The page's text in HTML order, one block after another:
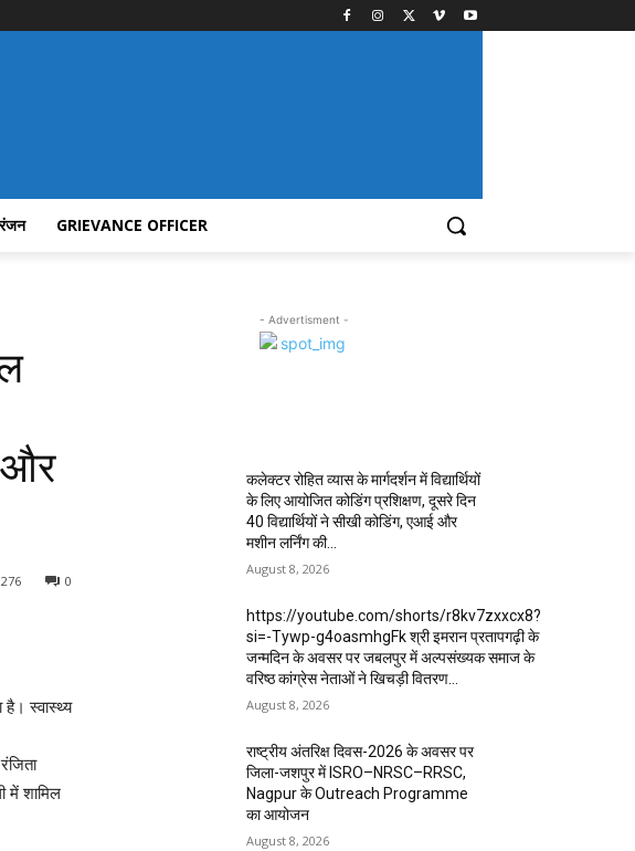
GRIEVANCE OFFICER
और
0
276
स्वास्थ्य
में शामिल
- Advertisment -
कलेक्टर रोहित व्यास के मार्गदर्शन में विद्यार्थियों
के लिए आयोजित कोडिंग प्रशिक्षण, दूसरे दिन
40 विद्यार्थियों ने सीखी कोडिंग, एआई और
मशीन लर्निंग की...
August 8, 2026
https://youtube.com/shorts/r8kv7zxxcx8?
si=-Tywp-g4oasmhgFk श्री इमरान प्रतापगढ़ी के
जन्मदिन के अवसर पर जबलपुर में अल्पसंख्यक समाज के
वरिष्ठ कांग्रेस नेताओं ने खिचड़ी वितरण...
August 8, 2026
राष्ट्रीय अंतरिक्ष दिवस-2026 के अवसर पर
जिला-जशपुर में ISRO–NRSC–RRSC,
Nagpur के Outreach Programme
का आयोजन
August 8, 2026